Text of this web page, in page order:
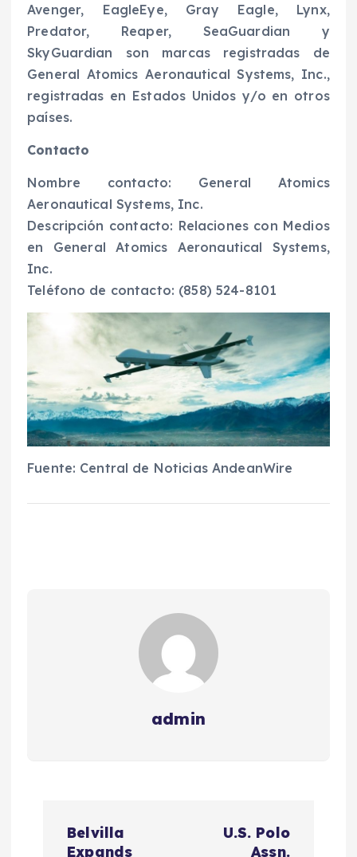
Avenger, EagleEye, Gray Eagle, Lynx,
Predator, Reaper, SeaGuardian y
SkyGuardian son marcas registradas de
General Atomics Aeronautical Systems, Inc.,
registradas en Estados Unidos y/o en otros
países.
Contacto
Nombre contacto: General Atomics
Aeronautical Systems, Inc.
Descripción contacto: Relaciones con Medios
en General Atomics Aeronautical Systems,
Inc.
Teléfono de contacto: (858) 524-8101
Fuente: Central de Noticias AndeanWire
admin
Belvilla
Expands
U.S. Polo
Assn.